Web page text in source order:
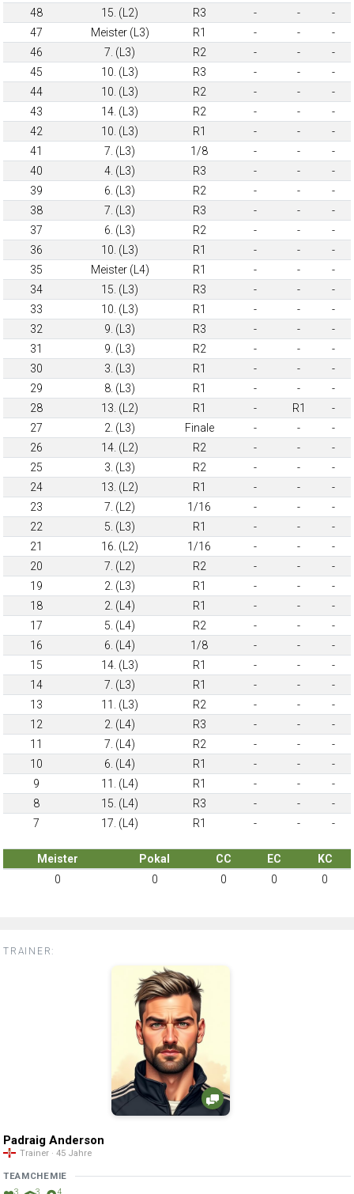
48
15. (L2) R3 - -
-
47
Meister (L3) R1 - -
-
46
7. (L3) R2 - -
-
45
10. (L3) R3 - -
-
44
10. (L3) R2 - -
-
43
14. (L3) R2 - -
-
42
10. (L3) R1 - -
-
41
7. (L3) 1/8 - -
-
40
4. (L3) R3 - -
-
39
6. (L3) R2 - -
-
38
7. (L3) R3 - -
-
37
6. (L3) R2 - -
-
36
10. (L3) R1 - -
-
35
Meister (L4) R1 - -
-
34
15. (L3) R3 - -
-
33
10. (L3) R1 - -
-
32
9. (L3) R3 - -
-
31
9. (L3) R2 - -
-
30
3. (L3) R1 - -
-
29
8. (L3) R1 - -
-
28
13. (L2) R1 - R1
-
27
2. (L3) Finale - -
-
26
14. (L2) R2 - -
-
25
3. (L3) R2 - -
-
24
13. (L2) R1 - -
-
23
7. (L2) 1/16 - -
-
22
5. (L3) R1 - -
-
21
16. (L2) 1/16 - -
-
20
7. (L2) R2 - -
-
19
2. (L3) R1 - -
-
18
2. (L4) R1 - -
-
17
5. (L4) R2 - -
-
16
6. (L4) 1/8 - -
-
15
14. (L3) R1 - -
-
14
7. (L3) R1 - -
-
13
11. (L3) R2 - -
-
12
2. (L4) R3 - -
-
11
7. (L4) R2 - -
-
10
6. (L4) R1 - -
-
9
11. (L4) R1 - -
-
8
15. (L4) R3 - -
-
7
17. (L4) R1 - - -
Meister Pokal CC EC
KC
0
0 0 0 0
TRAINER:
Padraig Anderson
Trainer · 45 Jahre
TEAMCHEMIE
3 3 4